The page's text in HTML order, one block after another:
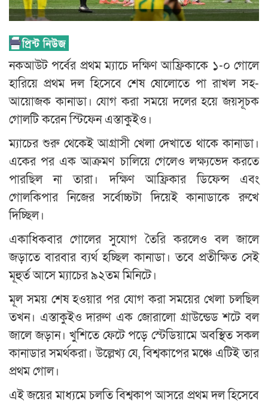
নকআউট পর্বের প্রথম ম্যাচে দক্ষিণ আফ্রিকাকে ১-০ গোলে
হারিয়ে প্রথম দল হিসেবে শেষ ষোলোতে পা রাখল সহ-
আয়োজক কানাডা। যোগ করা সময়ে দলের হয়ে জয়সূচক
গোলটি করেন স্টিফেন এস্তাকুইও।
ম্যাচের শুরু থেকেই আগ্রাসী খেলা দেখাতে থাকে কানাডা।
একের পর এক আক্রমণ চালিয়ে গেলেও লক্ষ্যভেদ করতে
পারছিল না তারা। দক্ষিণ আফ্রিকার ডিফেন্স এবং
গোলকিপার নিজের সর্বোচ্চটা দিয়েই কানাডাকে রুখে
দিচ্ছিল।
একাধিকবার গোলের সুযোগ তৈরি করলেও বল জালে
জড়াতে বারবার ব্যর্থ হচ্ছিল কানাডা। তবে প্রতীক্ষিত সেই
মূহুর্ত আসে ম্যাচের ৯২তম মিনিটে।
মূল সময় শেষ হওয়ার পর যোগ করা সময়ের খেলা চলছিল
তখন। এস্তাকুইও দারুণ এক জোরালো গ্রাউন্ডেড শটে বল
জালে জড়ান। খুশিতে ফেটে পড়ে স্টেডিয়ামে অবস্থিত সকল
কানাডার সমর্থকরা। উল্লেখ্য যে, বিশ্বকাপের মঞ্চে এটিই তার
প্রথম গোল।
এই জয়ের মাধ্যমে চলতি বিশ্বকাপ আসরে প্রথম দল হিসেবে